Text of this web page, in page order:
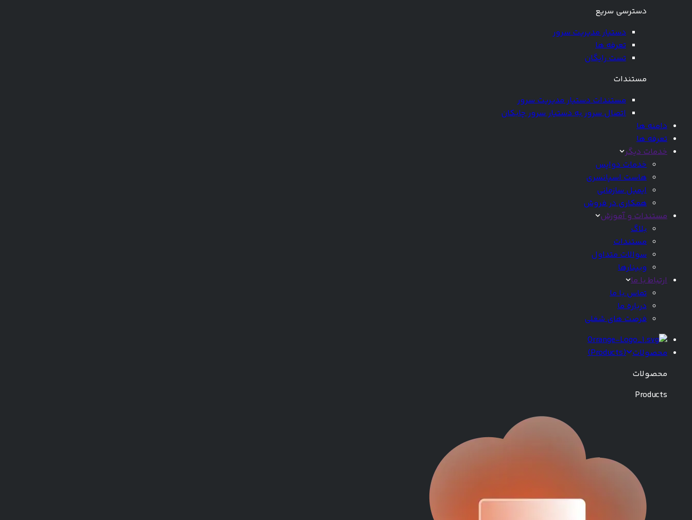
دسترسی سریع
دستیار مدیریت سرور
تعرفه ها
تست رایگان
مستندات
مستندات دستیار مدیریت سرور
اتصال سرور به دستیار سرور چابکان
دامنه ها
تعرفه ها
خدمات دیگر
خدمات دواپس
هاست اسپانسری
ایمیل سازمانی
همکاری در فروش
مستندات و آموزش
بلاگ
مستندات
سوالات متداول
وبینارها
ارتباط با ما
تماس با ما
درباره ما
فرصت های شغلی
محصولات (
Products
)
محصولات
Products